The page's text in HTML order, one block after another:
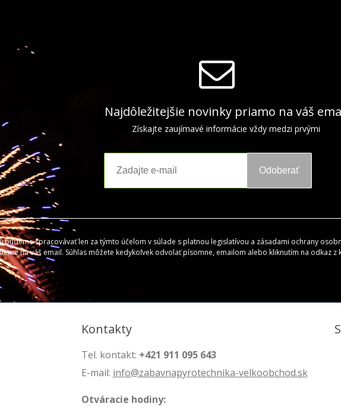
Najdôležitejšie novinky priamo na váš
Získajte zaujímavé informácie vždy medzi prvými
Odoberať
budeme spracovávať len za týmto účelom v súlade s platnou legislatívou a zásadami ochrany
na váš email. Súhlas môžete kedykoľvek odvolať písomne, emailom alebo kliknutím na odkaz
Kontakty
Tel. kontakt: +421 911 095 643
E-mail: info@zabavnapyrotechnika-velkoobchod.sk
Otváracie hodiny: